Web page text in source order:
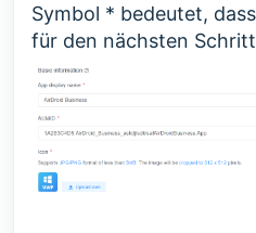
Symbol * bedeutet,
für den nächsten